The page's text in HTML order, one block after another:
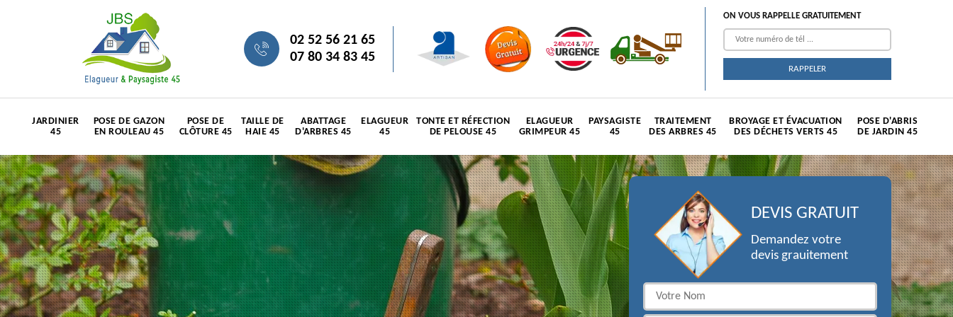
02 52 56 21 65
07 80 34 83 45
ON VOUS RAPPELLE GRATUITEMENT
JARDINIER
45
POSE DE GAZON
EN ROULEAU 45
POSE DE
CLÔTURE 45
TAILLE DE
HAIE 45
ABATTAGE
D'ARBRES 45
ELAGUEUR
45
TONTE ET RÉFECTION
DE PELOUSE 45
ELAGUEUR
GRIMPEUR 45
PAYSAGISTE
45
TRAITEMENT
DES ARBRES 45
BROYAGE ET ÉVACUATION
DES DÉCHETS VERTS 45
POSE D'ABRIS
DE JARDIN 45
DEVIS GRATUIT
Demandez votre
devis grauitement